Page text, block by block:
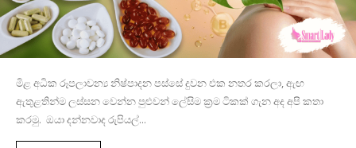
මිළ අධික රූපලාවන්‍ය නිෂ්පාදන පස්සේ දුවන එක නතර කරලා, ඇඟ
ඇතුළතින්ම ලස්සන වෙන්න පුළුවන් ලේසිම ක්‍රම ටිකක් ගැන අද අපි කතා
කරමු. ඔයා දන්නවාද රුපියල්...